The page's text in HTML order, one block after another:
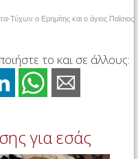
Τύχων ο Ερημίτης και ο άγιος Παΐσιος
το και σε άλλους:
για εσάς